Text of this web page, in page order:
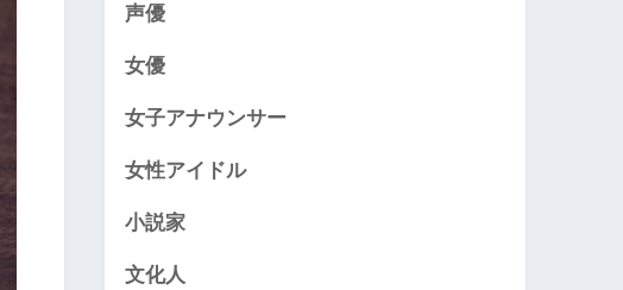
声優
女優
女子アナウンサー
女性アイドル
小説家
文化人